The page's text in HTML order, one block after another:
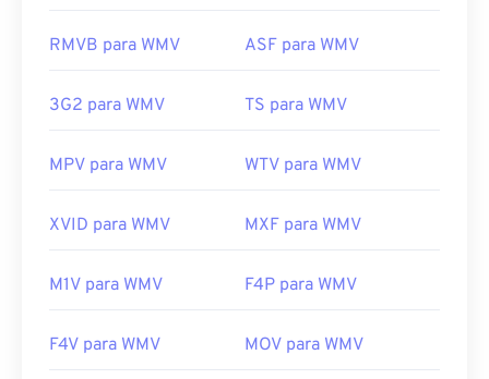
Lançamento inicial:
1999
https://en.wikipedia.org/wiki/Windows_Media_Video
https://en.wikipedia.org/wiki/
RMVB para WMV ASF para WMV
3G2 para WMV TS para WMV
MPV para WMV WTV para WMV
XVID para WMV MXF para WMV
M1V para WMV F4P para WMV
F4V para WMV MOV para WMV